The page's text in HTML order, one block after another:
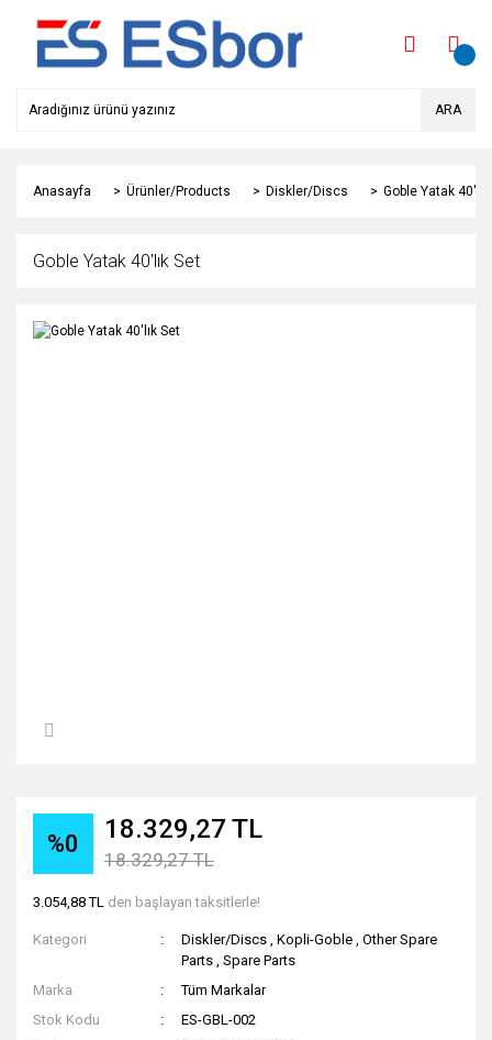
ARA
Anasayfa Ürünler/Products Diskler/Discs Goble Yatak
Goble Yatak 40'lık Set
%0 18.329,27 TL
18.329,27 TL
3.054,88 TL den başlayan taksitlerle!
Kategori Diskler/Discs ,Kopli-Goble ,Other Spare
Parts ,Spare Parts
Marka
Tüm Markalar
Stok Kodu
ES-GBL-002